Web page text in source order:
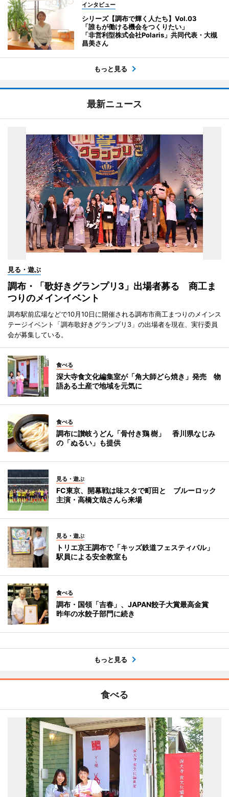
インタビュー
シリーズ【調布で輝く人たち】Vol.03
「誰もが働ける機会をつくりたい」
「非営利型株式会社Polaris」共同代表・大槻
昌美さん
もっと見る
最新ニュース
見る・遊ぶ
調布・「歌好きグランプリ3」出場者募る 商工ま
つりのメインイベント
調布駅前広場などで10月10日に開催される調布市商工まつりのメインス
テージイベント「調布歌好きグランプリ3」の出場者を現在、実行委員
会が募集している。
食べる
深大寺食文化編集室が「角大師どら焼き」発売 物
語ある土産で地域を元気に
食べる
調布に讃岐うどん「骨付き鶏 樹」 香川県なじみ
の「ぬるい」も提供
見る・遊ぶ
FC東京、開幕戦は味スタで町田と ブルーロック
主演・高橋文哉さんら来場
見る・遊ぶ
トリエ京王調布で「キッズ鉄道フェスティバル」
駅員による安全教室も
食べる
調布・国領「吉春」、JAPAN餃子大賞最高金賞
昨年の水餃子部門に続き
もっと見る
食べる